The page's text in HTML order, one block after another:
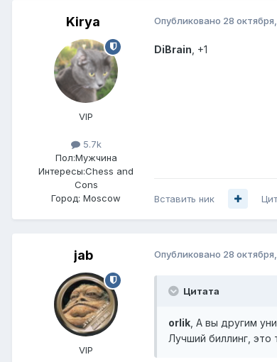
Kirya
VIP
5.7k
Пол:Мужчина
Интересы:Chess and
Cons
Город: Moscow
Опубликовано 28
DiBrain , +1
Вставить ник
jab
VIP
Опубликовано 28
Цитата
orlik , А вы другим
Лучший биллинг, это